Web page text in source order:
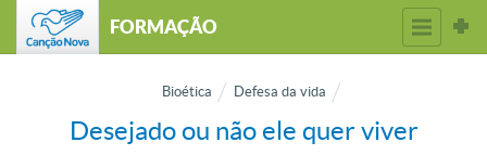
FORMAÇÃO
Bioética Defesa da vida
Desejado ou não ele quer viver